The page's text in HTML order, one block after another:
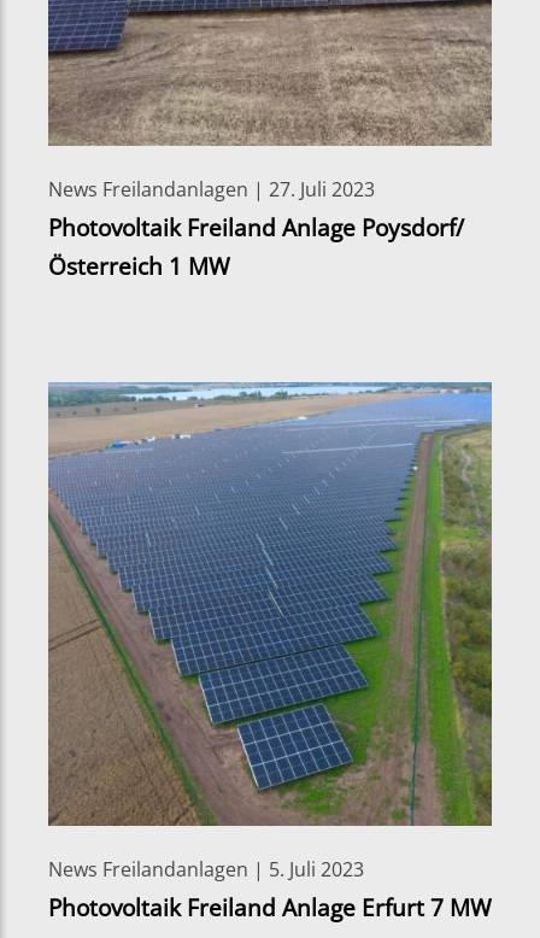
News Freilandanlagen | 27. Juli 2023
Photovoltaik Freiland Anlage Poysdorf/
Österreich 1 MW
News Freilandanlagen | 5. Juli 2023
Photovoltaik Freiland Anlage Erfurt 7 MW